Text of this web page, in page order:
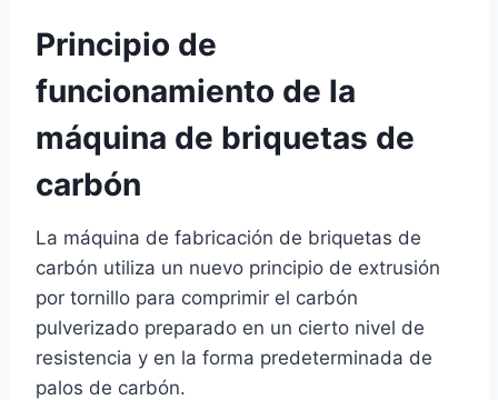
Principio de
funcionamiento de la
máquina de briquetas de
carbón
La máquina de fabricación de briquetas de
carbón utiliza un nuevo principio de extrusión
por tornillo para comprimir el carbón
pulverizado preparado en un cierto nivel de
resistencia y en la forma predeterminada de
palos de carbón.